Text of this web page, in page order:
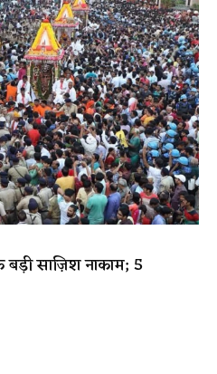
बड़ी साज़िश नाकाम; 5